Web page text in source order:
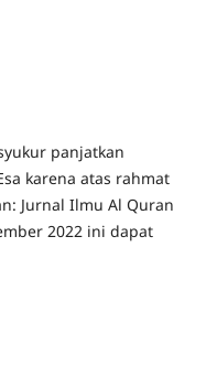
panjatkan
karena atas rahmat
Jurnal Ilmu Al Quran
2022 ini dapat